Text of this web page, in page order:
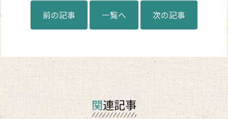
前の記事 一覧へ 次の記事
関連記事